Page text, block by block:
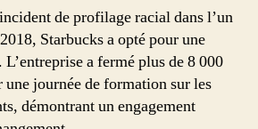
de profilage racial dans l’un
Starbucks a opté pour une
a fermé plus de 8 000
une journée de formation sur les
démontrant un engagement